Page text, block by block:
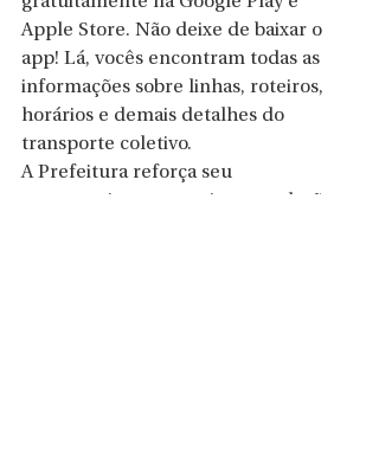
Apple Store. Não deixe de baixar o
app! Lá, vocês encontram todas as
informações sobre linhas, roteiros,
horários e demais detalhes do
transporte coletivo.
A Prefeitura reforça seu